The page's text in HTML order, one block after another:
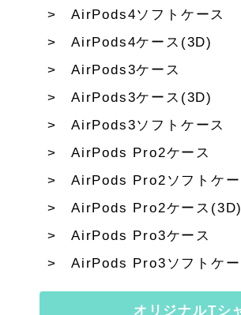
AirPods4ソフトケース
AirPods4ケース(3D)
AirPods3ケース
AirPods3ケース(3D)
AirPods3ソフトケース
AirPods Pro2ケース
AirPods Pro2ソフトケー
AirPods Pro2ケース(3D)
AirPods Pro3ケース
AirPods Pro3ソフトケー
オリジナルTシ